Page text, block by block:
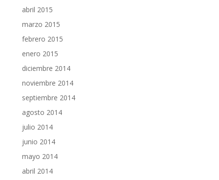
abril 2015
marzo 2015
febrero 2015
enero 2015
diciembre 2014
noviembre 2014
septiembre 2014
agosto 2014
julio 2014
junio 2014
mayo 2014
abril 2014